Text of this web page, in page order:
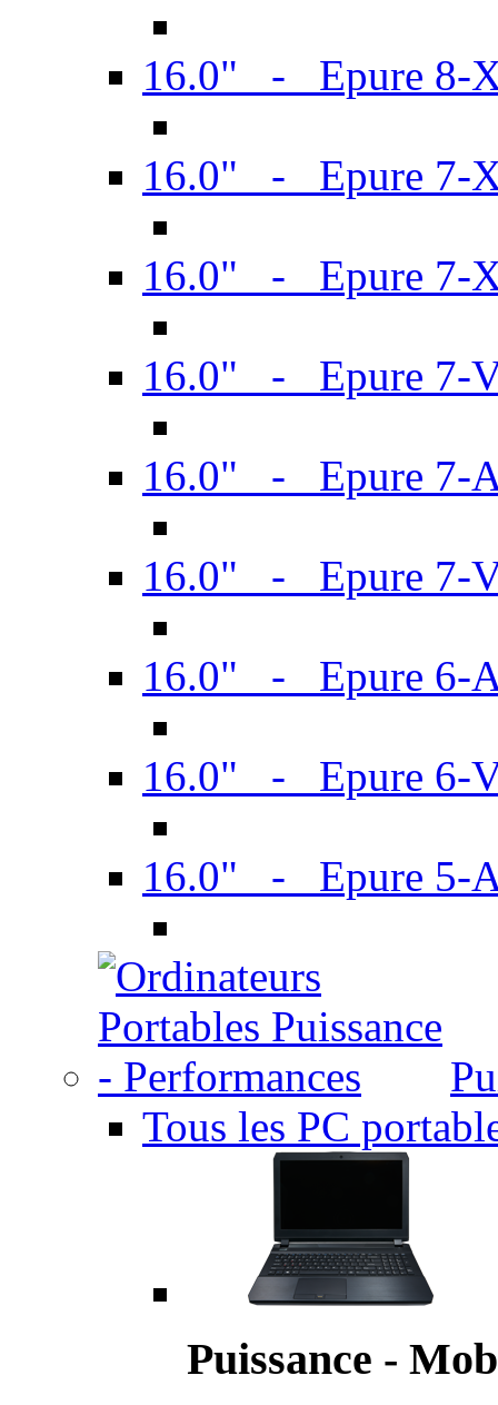
16.0" - Epure 8-
16.0" - Epure 7-
16.0" - Epure 7-
16.0" - Epure 7-
16.0" - Epure 7-
16.0" - Epure 7-
16.0" - Epure 6-
16.0" - Epure 6-
16.0" - Epure 5-
Tous les PC
Puissance -